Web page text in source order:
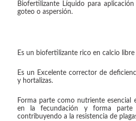
Biofertilizante Líquido para
goteo o aspersión.
Es un biofertilizante rico en calcio
Es un Excelente corrector de
y hortalizas.
Forma parte como nutriente esencial
en la fecundación y forma
contribuyendo a la resistencia de